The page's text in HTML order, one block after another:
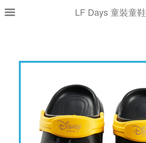
LF Days 童裝童鞋